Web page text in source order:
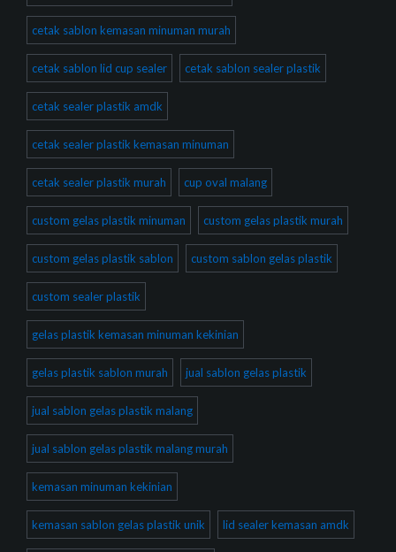
cetak sablon kemasan minuman murah
cetak sablon lid cup sealer cetak sablon sealer plastik
cetak sealer plastik amdk
cetak sealer plastik kemasan minuman
cetak sealer plastik murah cup oval malang
custom gelas plastik minuman custom gelas plastik murah
custom gelas plastik sablon custom sablon gelas plastik
custom sealer plastik
gelas plastik kemasan minuman kekinian
gelas plastik sablon murah jual sablon gelas plastik
jual sablon gelas plastik malang
jual sablon gelas plastik malang murah
kemasan minuman kekinian
kemasan sablon gelas plastik unik lid sealer kemasan amdk